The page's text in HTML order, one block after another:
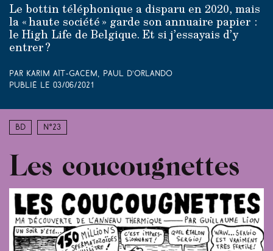
Le bottin téléphonique a disparu en 2020, mais
la « haute société » garde son annuaire papier :
le High Life de Belgique. Et si j’essayais d’y
entrer ?
Par Karim Aït-Gacem, Paul d’Orlando
Publié le 03/06/2021
BD N°23
Les coucougnettes